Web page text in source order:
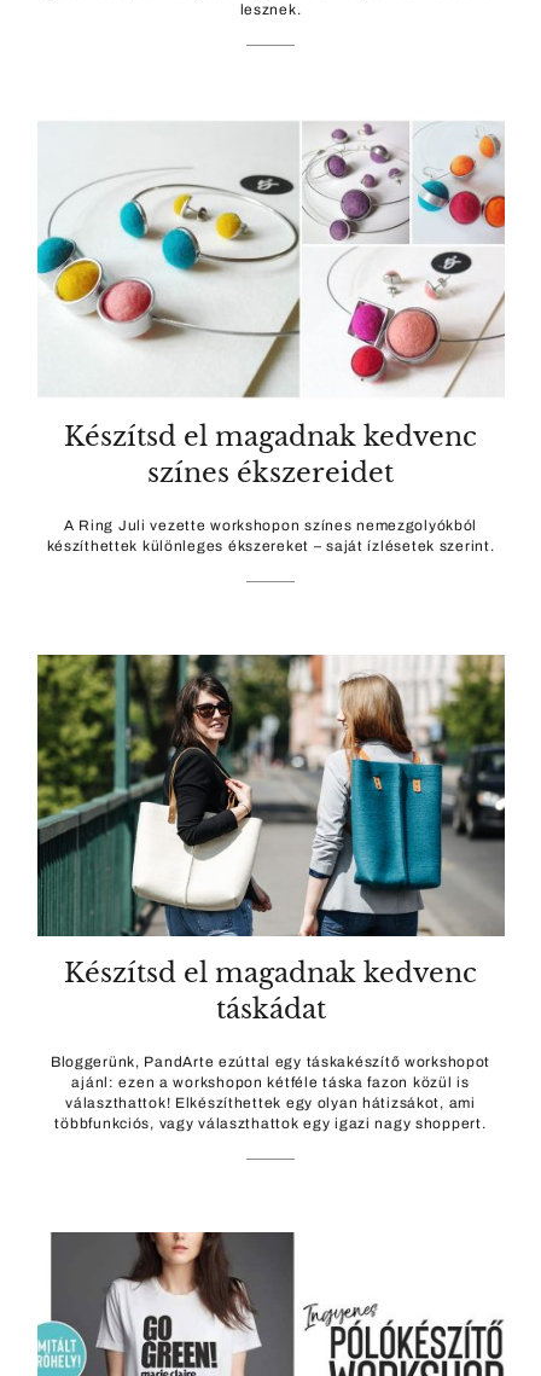
lesznek.
Készítsd el magadnak kedvenc
színes ékszereidet
A Ring Juli vezette workshopon színes nemezgolyókból
készíthettek különleges ékszereket – saját ízlésetek szerint.
Készítsd el magadnak kedvenc
táskádat
Bloggerünk, PandArte ezúttal egy táskakészítő workshopot
ajánl: ezen a workshopon kétféle táska fazon közül is
választhattok! Elkészíthettek egy olyan hátizsákot, ami
többfunkciós, vagy választhattok egy igazi nagy shoppert.